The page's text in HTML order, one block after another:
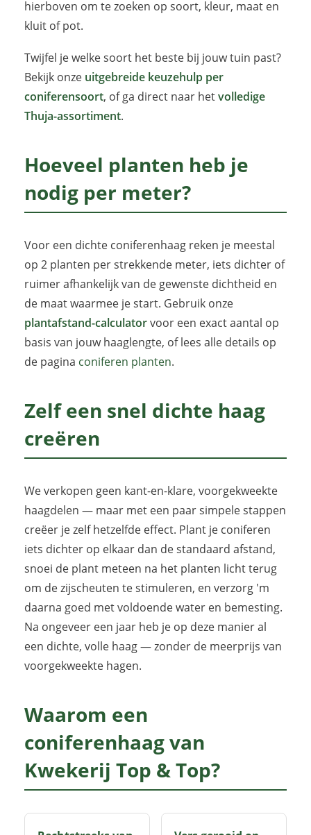
hierboven om te zoeken op soort, kleur, maat en
kluit of pot.
Twijfel je welke soort het beste bij jouw tuin past?
Bekijk onze uitgebreide keuzehulp per
coniferensoort, of ga direct naar hetvolledige
Thuja-assortiment.
Hoeveel planten heb je
nodig per meter?
Voor een dichte coniferenhaag reken je meestal
op 2 planten per strekkende meter, iets dichter of
ruimer afhankelijk van de gewenste dichtheid en
de maat waarmee je start. Gebruik onze
plantafstand-calculatorvoor een exact aantal op
basis van jouw haaglengte, of lees alle details op
de pagina coniferen planten.
Zelf een snel dichte haag
creëren
We verkopen geen kant-en-klare, voorgekweekte
haagdelen — maar met een paar simpele stappen
creëer je zelf hetzelfde effect. Plant je coniferen
iets dichter op elkaar dan de standaard afstand,
snoei de plant meteen na het planten licht terug
om de zijscheuten te stimuleren, en verzorg 'm
daarna goed met voldoende water en bemesting.
Na ongeveer een jaar heb je op deze manier al
een dichte, volle haag — zonder de meerprijs van
voorgekweekte hagen.
Waarom een
coniferenhaag van
Kwekerij Top & Top?